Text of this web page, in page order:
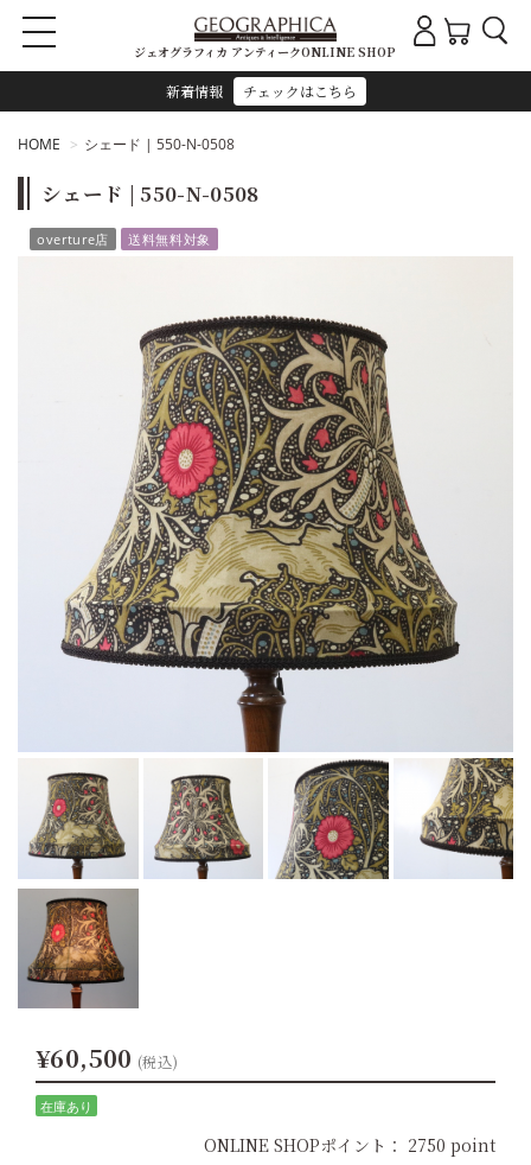
新着情報 チェックはこちら
ジェオグラフィカ アンティークONLINE SHOP
HOME シェード | 550-N-0508
シェード | 550-N-0508
overture店 送料無料対象
¥60,500 (税込)
在庫あり
ONLINE SHOPポイント： 2750 point